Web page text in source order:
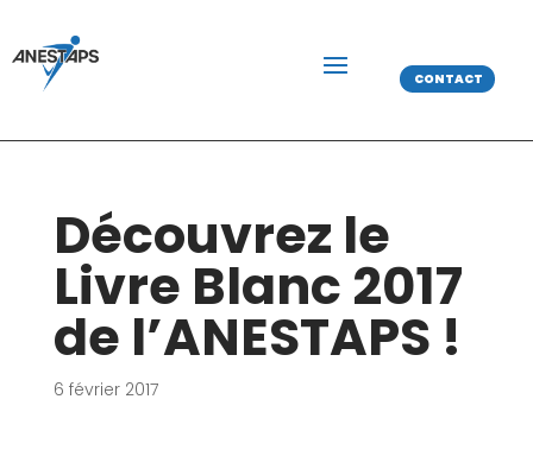
CONTACT
Découvrez le
Livre Blanc 2017
de l’ANESTAPS !
6 février 2017